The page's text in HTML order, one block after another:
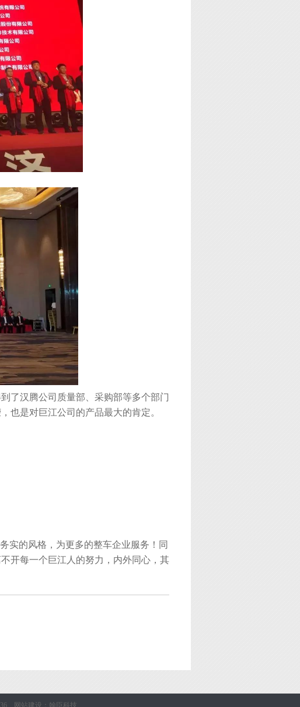
了汉腾公司质量部、采购部等多个部门
也是对巨江公司的产品最大的肯定。
实的风格，为更多的整车企业服务！同
开每一个巨江人的努力，内外同心，其
网站建设 ： 翰臣科技